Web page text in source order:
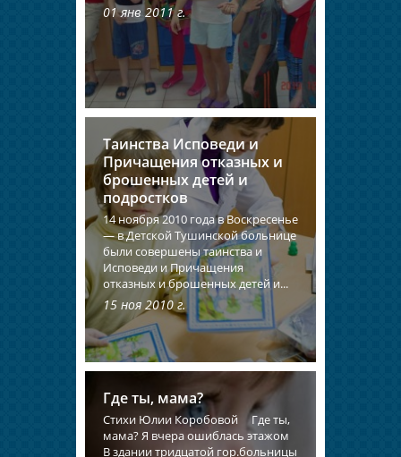
01 янв 2011 г.
Таинства Исповеди и
Причащения отказных и
брошенных детей и
подростков
14 ноября 2010 года в Воскресенье
— в Детской Тушинской больнице
были совершены таинства и
Исповеди и Причащения
отказных и брошенных детей и...
15 ноя 2010 г.
Где ты, мама?
Стихи Юлии Коробовой Где ты,
мама? Я вчера ошиблась этажом
В здании тридцатой гор.больницы